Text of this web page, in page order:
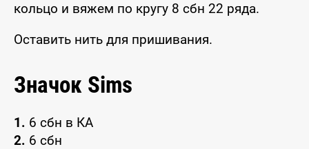
кольцо и вяжем по кругу 8 сбн 22 ряда.
Оставить нить для пришивания.
Значок Sims
1. 6 сбн в КА
2. 6 сбн